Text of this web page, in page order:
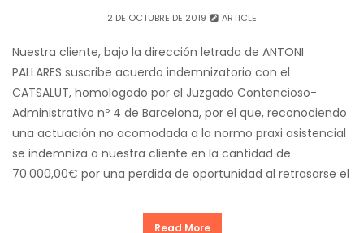
2 DE OCTUBRE DE 2019 ARTICLE
Nuestra cliente, bajo la dirección letrada de ANTONI
PALLARES suscribe acuerdo indemnizatorio con el
CATSALUT, homologado por el Juzgado Contencioso-
Administrativo nº 4 de Barcelona, por el que, reconociendo
una actuación no acomodada a la normo praxi asistencial
se indemniza a nuestra cliente en la cantidad de
70.000,00€ por una perdida de oportunidad al retrasarse el
Read More